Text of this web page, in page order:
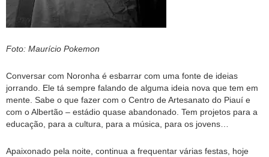
Foto: Maurício Pokemon
Conversar com Noronha é esbarrar com uma fonte de ideias
jorrando. Ele tá sempre falando de alguma ideia nova que tem em
mente. Sabe o que fazer com o Centro de Artesanato do Piauí e
com o Albertão – estádio quase abandonado. Tem projetos para a
educação, para a cultura, para a música, para os jovens…
Apaixonado pela noite, continua a frequentar várias festas, hoje